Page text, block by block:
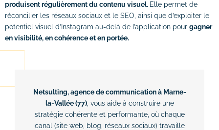
produisent régulièrement du contenu visuel. Elle permet de
réconcilier les réseaux sociaux et le SEO, ainsi que d’exploiter le
potentiel visuel d’Instagram au-delà de l’application pour gagner
en visibilité, en cohérence et en portée.
Netsulting, agence de communication à Marne-
la-Vallée (77), vous aide à construire une
stratégie cohérente et performante, où chaque
canal (site web, blog, réseaux sociaux) travaille